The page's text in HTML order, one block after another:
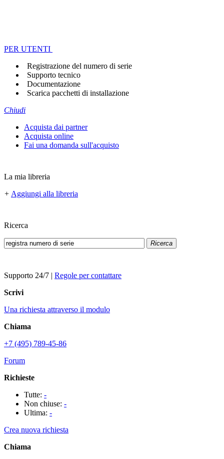
PER UTENTI
Registrazione del numero di serie
Supporto tecnico
Documentazione
Scarica pacchetti di installazione
Chiudi
Acquista dai partner
Acquista online
Fai una domanda sull'acquisto
La mia libreria
+ Aggiungi alla libreria
Ricerca
Ricerca
Supporto 24/7 | Regole per contattare
Scrivi
Una richiesta attraverso il modulo
Chiama
+7 (495) 789-45-86
Forum
Richieste
Tutte: -
Non chiuse: -
Ultima: -
Crea nuova richiesta
Chiama